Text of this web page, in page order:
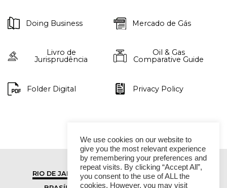
Doing Business Mercado de Gás
Livro de
Jurisprudência
Oil & Gas
Comparative Guide
Folder Digital Privacy Policy
RIO DE JANEIRO
SÃO PAULO
We use cookies on our website to
give you the most relevant experience
by remembering your preferences and
repeat visits. By clicking “Accept All”,
you consent to the use of ALL the
cookies. However, you may visit